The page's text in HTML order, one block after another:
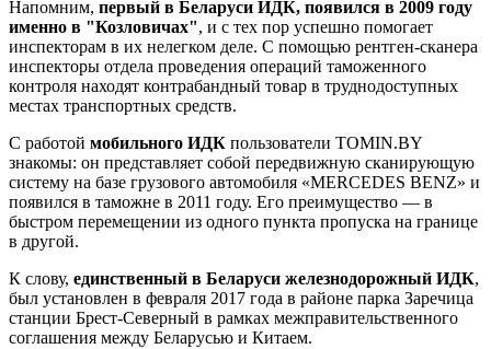
Напомним, первый в Беларуси ИДК, появился в 2009 году
именно в "Козловичах", и с тех пор успешно помогает
инспекторам в их нелегком деле. С помощью рентген-сканера
инспекторы отдела проведения операций таможенного
контроля находят контрабандный товар в труднодоступных
местах транспортных средств.
С работой мобильного ИДК пользователи TOMIN.BY
знакомы: он представляет собой передвижную сканирующую
систему на базе грузового автомобиля «MERСEDES BENZ» и
появился в таможне в 2011 году. Его преимущество — в
быстром перемещении из одного пункта пропуска на границе
в другой.
К слову, единственный в Беларуси железнодорожный ИДК,
был установлен в февраля 2017 года в районе парка Заречица
станции Брест-Северный в рамках межправительственного
соглашения между Беларусью и Китаем.